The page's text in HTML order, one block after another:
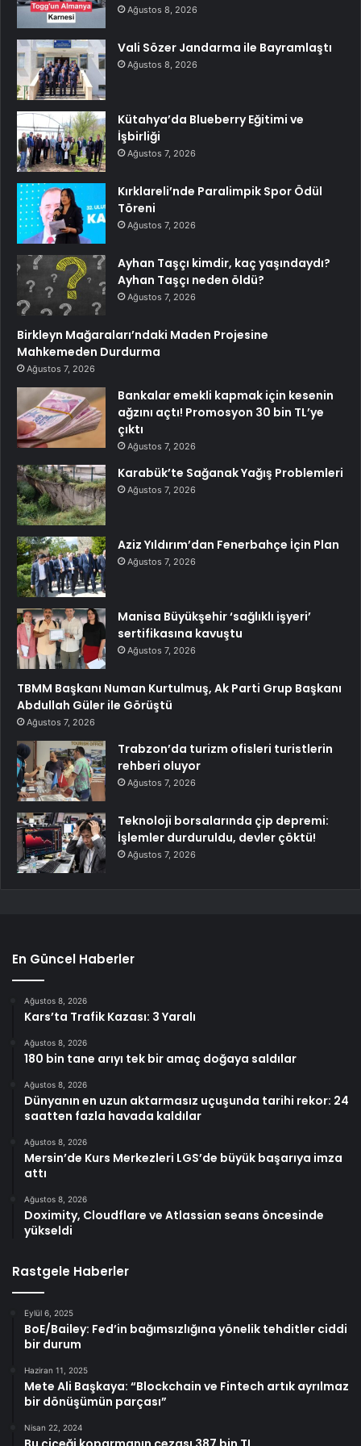
Ağustos 8, 2026
Vali Sözer Jandarma ile Bayramlaştı
Ağustos 8, 2026
Kütahya’da Blueberry Eğitimi ve
İşbirliği
Ağustos 7, 2026
Kırklareli’nde Paralimpik Spor Ödül
Töreni
Ağustos 7, 2026
Ayhan Taşçı kimdir, kaç yaşındaydı?
Ayhan Taşçı neden öldü?
Ağustos 7, 2026
Birkleyn Mağaraları’ndaki Maden Projesine
Mahkemeden Durdurma
Ağustos 7, 2026
Bankalar emekli kapmak için kesenin
ağzını açtı! Promosyon 30 bin TL’ye
çıktı
Ağustos 7, 2026
Karabük’te Sağanak Yağış Problemleri
Ağustos 7, 2026
Aziz Yıldırım’dan Fenerbahçe İçin Plan
Ağustos 7, 2026
Manisa Büyükşehir ‘sağlıklı işyeri’
sertifikasına kavuştu
Ağustos 7, 2026
TBMM Başkanı Numan Kurtulmuş, Ak Parti Grup Başkanı
Abdullah Güler ile Görüştü
Ağustos 7, 2026
Trabzon’da turizm ofisleri turistlerin
rehberi oluyor
Ağustos 7, 2026
Teknoloji borsalarında çip depremi:
İşlemler durduruldu, devler çöktü!
Ağustos 7, 2026
En Güncel Haberler
Ağustos 8, 2026
Kars’ta Trafik Kazası: 3 Yaralı
Ağustos 8, 2026
180 bin tane arıyı tek bir amaç doğaya saldılar
Ağustos 8, 2026
Dünyanın en uzun aktarmasız uçuşunda tarihi rekor: 24
saatten fazla havada kaldılar
Ağustos 8, 2026
Mersin’de Kurs Merkezleri LGS’de büyük başarıya imza
attı
Ağustos 8, 2026
Doximity, Cloudflare ve Atlassian seans öncesinde
yükseldi
Rastgele Haberler
Eylül 6, 2025
BoE/Bailey: Fed’in bağımsızlığına yönelik tehditler ciddi
bir durum
Haziran 11, 2025
Mete Ali Başkaya: “Blockchain ve Fintech artık ayrılmaz
bir dönüşümün parçası”
Nisan 22, 2024